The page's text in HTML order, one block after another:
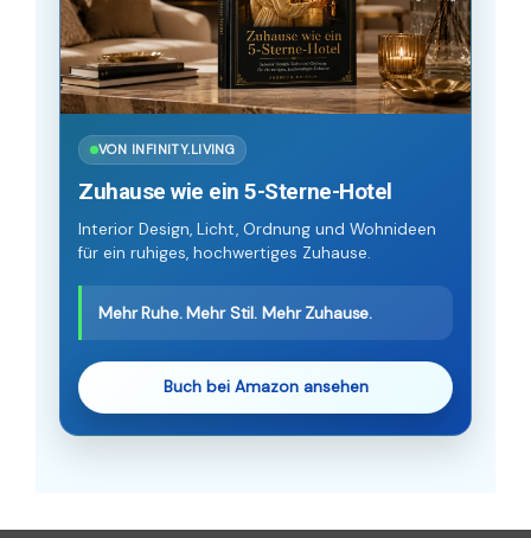
VON INFINITY.LIVING
Zuhause wie ein 5-Sterne-Hotel
Interior Design, Licht, Ordnung und Wohnideen
für ein ruhiges, hochwertiges Zuhause.
Mehr Ruhe. Mehr Stil. Mehr Zuhause.
Buch bei Amazon ansehen